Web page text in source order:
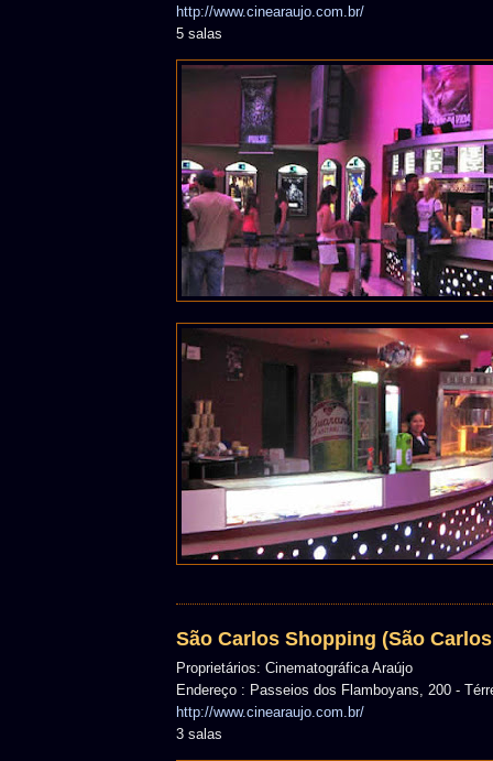
http://www.cinearaujo.com.br/
5 salas
São Carlos Shopping (São
Proprietários: Cinematográfica Araújo
Endereço : Passeios dos Flamboyans, 200 -
http://www.cinearaujo.com.br/
3 salas